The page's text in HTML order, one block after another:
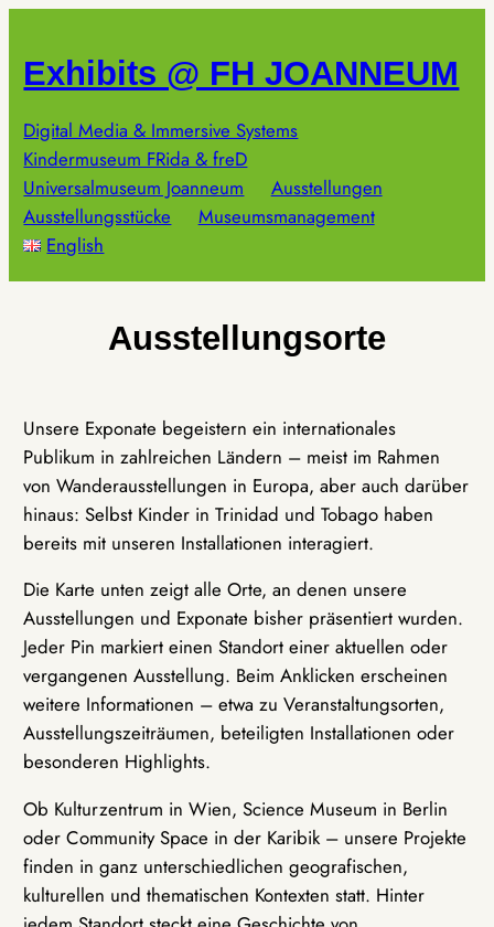
springen
Exhibits @ FH JOANNEUM
Digital Media & Immersive Systems
Kindermuseum FRida & freD
Universalmuseum Joanneum
Ausstellungen
Ausstellungsstücke
Museumsmanagement
English
Ausstellungsorte
Unsere Exponate begeistern ein internationales
Publikum in zahlreichen Ländern – meist im Rahmen
von Wanderausstellungen in Europa, aber auch darüber
hinaus: Selbst Kinder in Trinidad und Tobago haben
bereits mit unseren Installationen interagiert.
Die Karte unten zeigt alle Orte, an denen unsere
Ausstellungen und Exponate bisher präsentiert wurden.
Jeder Pin markiert einen Standort einer aktuellen oder
vergangenen Ausstellung. Beim Anklicken erscheinen
weitere Informationen – etwa zu Veranstaltungsorten,
Ausstellungszeiträumen, beteiligten Installationen oder
besonderen Highlights.
Ob Kulturzentrum in Wien, Science Museum in Berlin
oder Community Space in der Karibik – unsere Projekte
finden in ganz unterschiedlichen geografischen,
kulturellen und thematischen Kontexten statt. Hinter